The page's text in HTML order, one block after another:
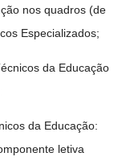
nos quadros (de
Especializados;
da Educação
da Educação:
letiva